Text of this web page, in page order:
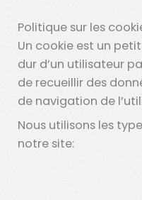
Politique sur les
Un cookie est un
dur d’un utilisateur
de recueillir des
de navigation de
Nous utilisons les
notre site: